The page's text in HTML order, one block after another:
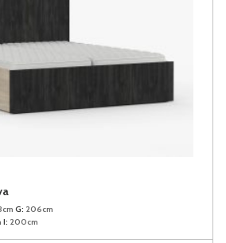
G: 206cm
I: 200cm